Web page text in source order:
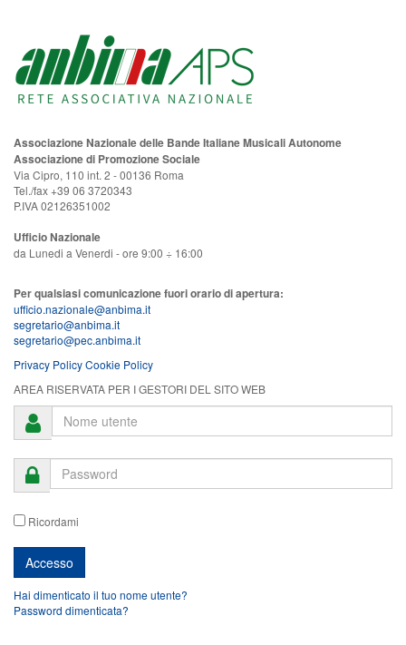
Associazione Nazionale delle Bande Italiane Musicali Autonome
Associazione di Promozione Sociale
Via Cipro, 110 int. 2 - 00136 Roma
Tel./fax +39 06 3720343
P.IVA 02126351002
Ufficio Nazionale
da Lunedi a Venerdi - ore 9:00 ÷ 16:00
Per qualsiasi comunicazione fuori orario di apertura:
ufficio.nazionale@anbima.it
segretario@anbima.it
segretario@pec.anbima.it
Privacy PolicyCookie Policy
AREA RISERVATA PER I GESTORI DEL SITO WEB
Ricordami
Hai dimenticato il tuo nome utente?
Password dimenticata?